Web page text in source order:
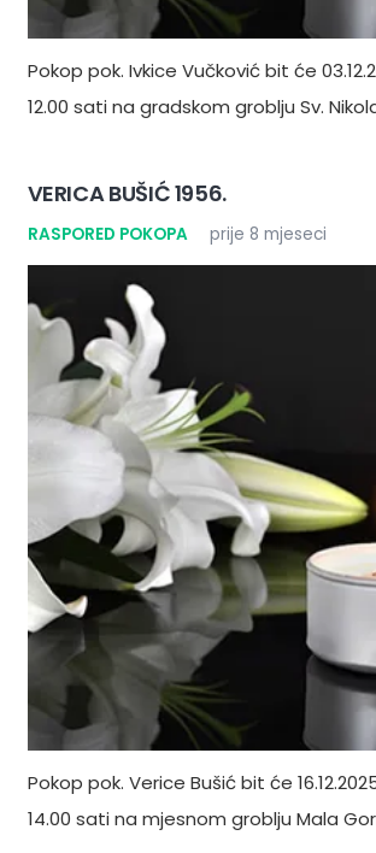
Pokop pok. Ivkice Vučković bit će
12.00 sati na gradskom groblju Sv.
VERICA BUŠIĆ 1956.
RASPORED POKOPA prije 8 mjeseci
Pokop pok. Verice Bušić bit će
14.00 sati na mjesnom groblju Mala